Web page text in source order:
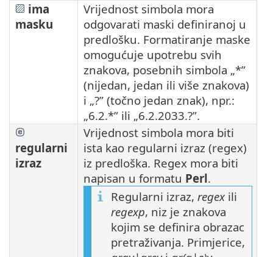
ima
masku
Vrijednost simbola mora
odgovarati maski definiranoj u
predlošku. Formatiranje maske
omogućuje upotrebu svih
znakova, posebnih simbola „*”
(nijedan, jedan ili više znakova)
i „?” (točno jedan znak), npr.:
„6.2.*” ili „6.2.2033.?”.
regularni
izraz
Vrijednost simbola mora biti
ista kao regularni izraz (regex)
iz predloška. Regex mora biti
napisan u formatu Perl.
Regularni izraz, regexili
regexp, niz je znakova
kojim se definira obrazac
pretraživanja. Primjerice,